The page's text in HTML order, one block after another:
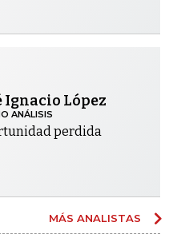
Ignacio López
ANÁLISIS
perdida
MÁS ANALISTAS